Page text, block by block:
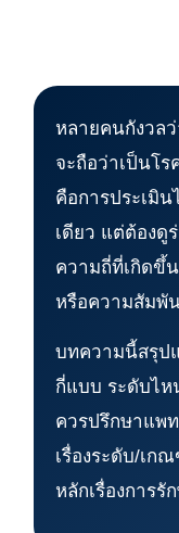
หลายคนกังวล
จะถือว่าเป็นโร
คือการประเมิน
เดียว แต่ต้องดู
ความถี่ที่เกิดขึ้
หรือความสัมพั
บทความนี้สรุป
กี่แบบ ระดับไห
ควรปรึกษาแพ
เรื่องระดับ/เก
หลักเรื่องการรั